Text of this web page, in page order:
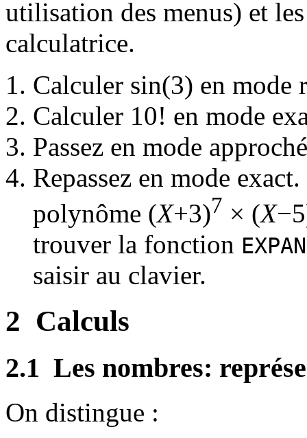
utilisation des menus) et
calculatrice.
Calculer sin(3) en mode
Calculer 10! en mode
Passez en mode
Repassez en mode
polynôme (X+3)7 × (X
trouver la fonction
saisir au clavier.
2 Calculs
2.1 Les nombres:
On distingue :